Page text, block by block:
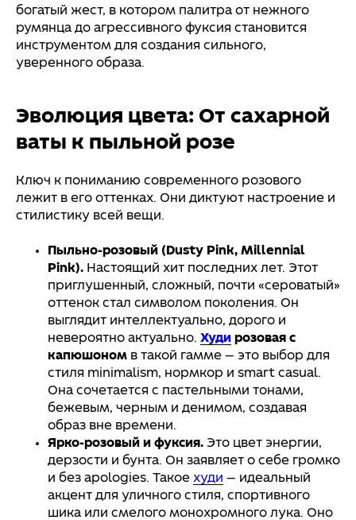
богатый жест, в котором палитра от нежного
румянца до агрессивного фуксия становится
инструментом для создания сильного,
уверенного образа.
Эволюция цвета: От сахарной
ваты к пыльной розе
Ключ к пониманию современного розового
лежит в его оттенках. Они диктуют настроение и
стилистику всей вещи.
Пыльно-розовый (Dusty Pink, Millennial
Pink). Настоящий хит последних лет. Этот
приглушенный, сложный, почти «сероватый»
оттенок стал символом поколения. Он
выглядит интеллектуально, дорого и
невероятно актуально. Худи розовая с
капюшоном в такой гамме — это выбор для
стиля minimalism, нормкор и smart casual.
Она сочетается с пастельными тонами,
бежевым, черным и денимом, создавая
образ вне времени.
Ярко-розовый и фуксия. Это цвет энергии,
дерзости и бунта. Он заявляет о себе громко
и без apologies. Такое худи — идеальный
акцент для уличного стиля, спортивного
шика или смелого монохромного лука. Оно